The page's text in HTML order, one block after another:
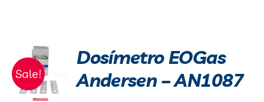
Sale!
Dosímetro EOGas
Andersen – AN1087